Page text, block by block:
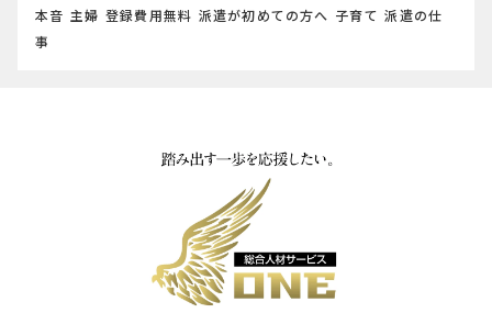
本音 主婦 登録費用無料 派遣が初めての方へ 子育て 派遣の仕
事